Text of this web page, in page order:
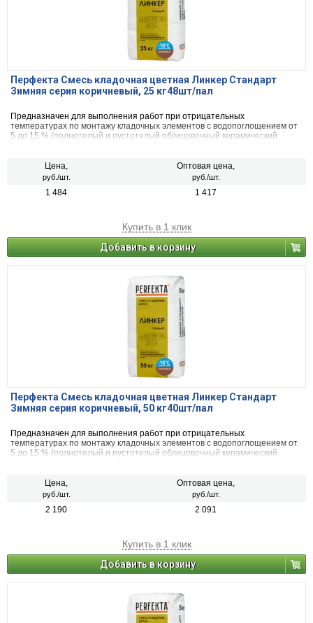
Перфекта Смесь кладочная цветная Линкер Стандарт
Зимняя серия коричневый, 25 кг48шт/пал
Предназначен для выполнения работ при отрицательных
температурах по монтажу кладочных элементов с водопоглощением от
5 до 15 % (полнотелый и пустотелый облицовочный керамический
Цена,
руб./шт.
Оптовая цена,
руб./шт.
1 484 1 417
Купить в 1 клик
Добавить в корзину
Перфекта Смесь кладочная цветная Линкер Стандарт
Зимняя серия коричневый, 50 кг40шт/пал
Предназначен для выполнения работ при отрицательных
температурах по монтажу кладочных элементов с водопоглощением от
5 до 15 % (полнотелый и пустотелый облицовочный керамический
Цена,
руб./шт.
Оптовая цена,
руб./шт.
2 190 2 091
Купить в 1 клик
Добавить в корзину